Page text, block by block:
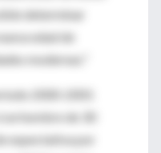
determinar
edad de
modernas."
2000-2001
hombre de 30
expectativa por